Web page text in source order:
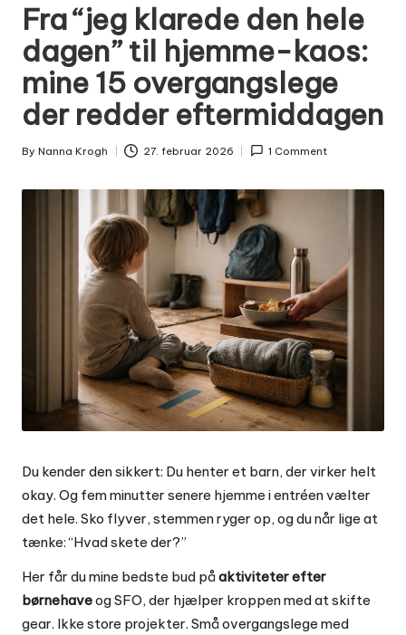
Fra “jeg klarede den hele
dagen” til hjemme-kaos:
mine 15 overgangslege
der redder eftermiddagen
Posted
By Nanna Krogh 27. februar 2026 1 Comment
Du kender den sikkert: Du henter et barn, der virker helt
okay. Og fem minutter senere hjemme i entréen vælter
det hele. Sko flyver, stemmen ryger op, og du når lige at
tænke: “Hvad skete der?”
Her får du mine bedste bud påaktiviteter efter
børnehaveog SFO, der hjælper kroppen med at skifte
gear. Ikke store projekter. Små overgangslege med